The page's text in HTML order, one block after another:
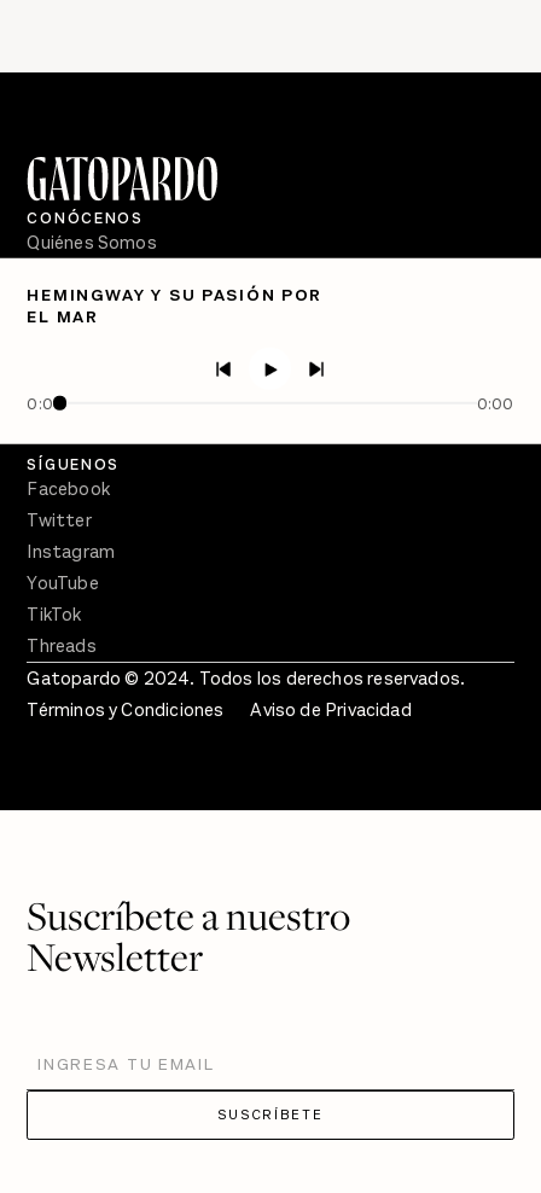
HEMINGWAY Y SU PASIÓN POR
EL MAR
0:00 0:00
CONÓCENOS
Quiénes Somos
PÓDCASTS
Crecer en Distopía
SÍGUENOS
Facebook
Twitter
Instagram
YouTube
TikTok
Threads
Gatopardo © 2024. Todos los derechos reservados.
Términos y Condiciones
Aviso de Privacidad
Suscríbete a nuestro
Newsletter